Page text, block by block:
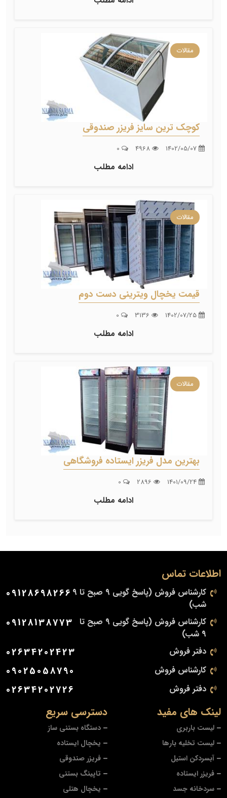
مقالات
کوچک ترین سایز فریزر صندوقی
ادامه مطلب
مقالات
قیمت یخچال ویترینی دست دوم
ادامه مطلب
مقالات
بهترین مدل فریزر ایستاده فروشگاهی
ادامه مطلب
دسترسی سریع
دستگاه بستنی ساز
یخچال ایستاده
فریزر صندوقی
تاپینگ بستنی
یخچال هتلی
لینک های مفید
لیست باربری
لیست تخلیه بارها
آبسردکن استیل
فریزر ایستاده
سردخانه جسد
اطلاعات تماس
کارشناس فروش (پاسخ گویی 9 صبح تا 9
شب)
09128698266
کارشناس فروش (پاسخ گویی 9 صبح تا
9 شب)
09128138773
دفتر فروش 02634202423
کارشناس فروش 09025058790
دفتر فروش 02634202726